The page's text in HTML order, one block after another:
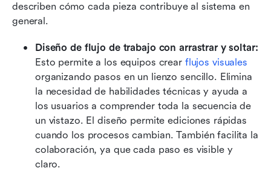
describen cómo cada pieza contribuye al sistema en
general.
Diseño de flujo de trabajo con arrastrar y soltar:
Esto permite a los equipos crear flujos visuales
organizando pasos en un lienzo sencillo. Elimina
la necesidad de habilidades técnicas y ayuda a
los usuarios a comprender toda la secuencia de
un vistazo. El diseño permite ediciones rápidas
cuando los procesos cambian. También facilita la
colaboración, ya que cada paso es visible y
claro.